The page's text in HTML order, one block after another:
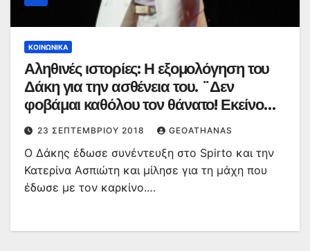
ΚΟΙΝΩΝΙΚΆ
Αληθινές ιστορίες: Η εξομολόγηση του
Δάκη για την ασθένεια του. ¨Δεν
φοβάμαι καθόλου τον θάνατο! Εκείνο
που φοβάμαι είναι ο τρόπος.¨
23 ΣΕΠΤΕΜΒΡΊΟΥ 2018 GEOATHANAS
Ο Δάκης έδωσε συνέντευξη στο Spirto και την
Κατερίνα Ασπιώτη και μίλησε για τη μάχη που
έδωσε με τον καρκίνο.…